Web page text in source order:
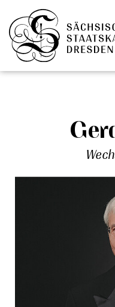
Zum Hauptinhalt
Cookie-Einstellungen